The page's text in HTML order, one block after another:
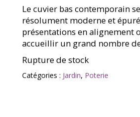
Le cuvier bas contemporain
résolument moderne et
présentations en alignement
accueillir un grand nombre
Rupture de stock
Catégories : Jardin, Poterie